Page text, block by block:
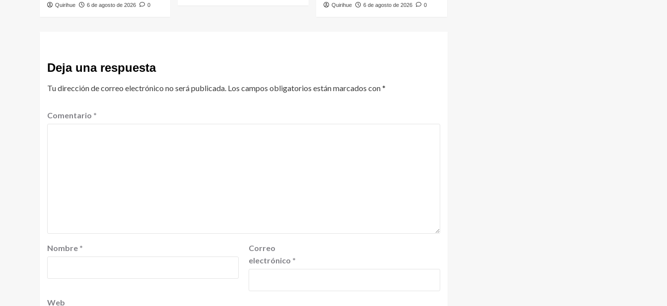
Quirihue 6 de agosto de 2026 0 Quirihue 6 de agosto de 2026 0
Deja una respuesta
Tu dirección de correo electrónico no será publicada. Los campos obligatorios están marcados con*
Comentario *
Nombre *
Correo
electrónico *
Web